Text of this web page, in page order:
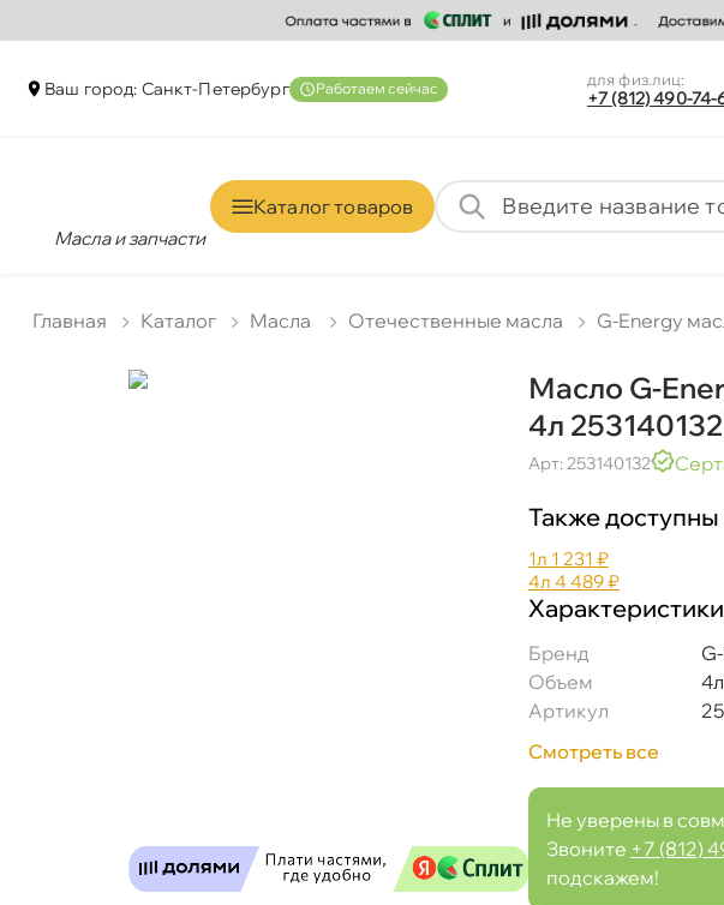
аш город: Санкт-Петербур Работаем сейчас для физ.лиц:
+7 (812) 490-74-
Масла и запчасти
Каталог товаро
Главная Катало Масла Отечественные масла G-Energy
Масло G-
4л 253140132
Арт: 253140132
Также
1л 1 231 ₽
4л 4 489 ₽
Характеристики
Бренд
Объем
4л
Артикул
Смотреть все
Не уверены в
Звоните +7 (812)
подскажем!
Масло G-Energy F Synth 5W30 C2/C3 4л 253140132
Бесплатная Завтра, 07.08 (при заказе